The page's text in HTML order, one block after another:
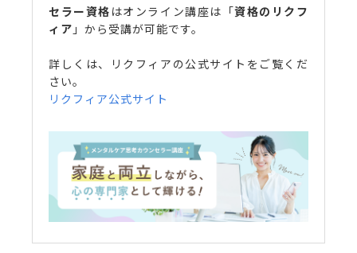
セラー資格 はオンライン講座は「資格のリクフ
ィア 」から受講が可能です。
詳しくは、リクフィアの公式サイトをご覧くだ
さい。
リクフィア公式サイト